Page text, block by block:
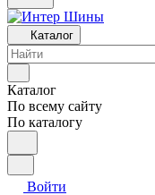
Каталог
Каталог
По всему сайту
По каталогу
Войти